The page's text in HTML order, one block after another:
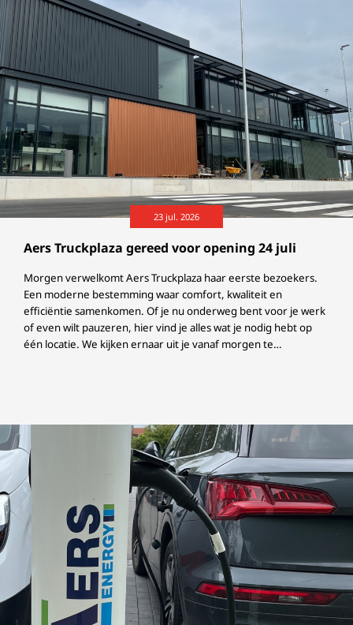
Aers Truckplaza gereed voor opening 24 juli
23 jul. 2026
Morgen verwelkomt Aers Truckplaza haar eerste bezoekers.
Een moderne bestemming waar comfort, kwaliteit en
efficiëntie samenkomen. Of je nu onderweg bent voor je werk
of even wilt pauzeren, hier vind je alles wat je nodig hebt op
één locatie. We kijken ernaar uit je vanaf morgen te